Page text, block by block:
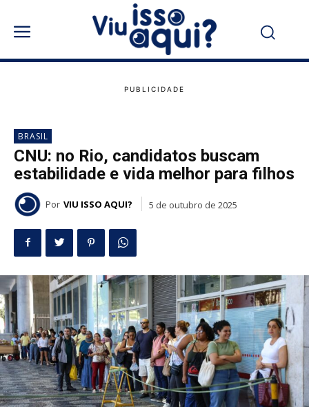
BRASIL
CNU: no Rio, candidatos buscam
estabilidade e vida melhor para filhos
Por VIU ISSO AQUI? 5 de outubro de 2025